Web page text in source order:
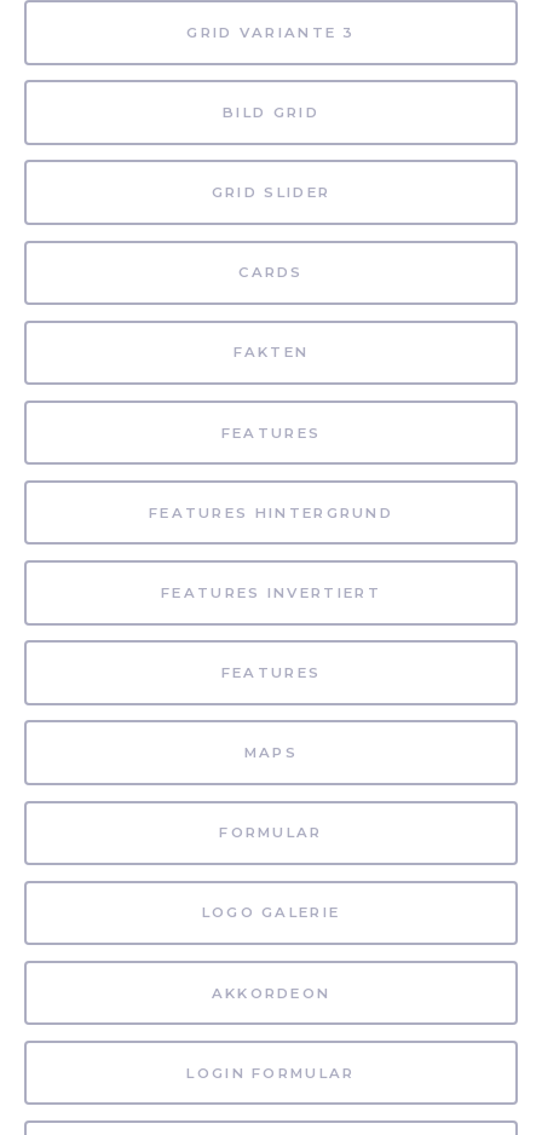
GRID VARIANTE 3
BILD GRID
GRID SLIDER
CARDS
FAKTEN
FEATURES
FEATURES HINTERGRUND
FEATURES INVERTIERT
FEATURES
MAPS
FORMULAR
LOGO GALERIE
AKKORDEON
LOGIN FORMULAR